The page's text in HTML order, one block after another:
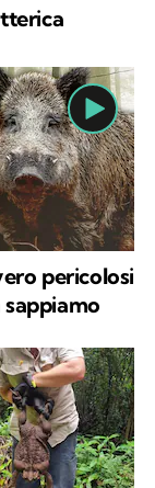
pericolosi